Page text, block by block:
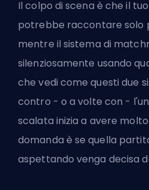
Il colpo di scena è che il
potrebbe raccontare solo
mentre il sistema di
silenziosamente usando
che vedi come questi due
contro - o a volte con -
scalata inizia a avere
domanda è se quella
aspettando venga decisa